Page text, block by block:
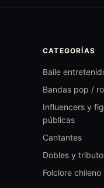
CATEGORÍAS
Baile
Bandas pop /
Influencers y
públicas
Cantantes
Dobles y
Folclore chileno